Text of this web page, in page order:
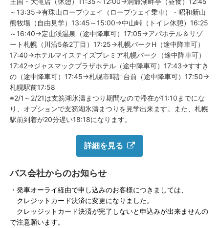
～13:35→有珠山ロープウェイ（ロープウェイ乗車）・昭和新山
熊牧場（自由見学）13:45～15:00→中山峠（トイレ休憩）16:25
～16:40→定山渓温泉（途中降車可）17:05→アパホテル＆リゾ
ート札幌（川沿5条2丁目）17:25→札幌パークH（途中降車可）
17:40→ホテルマイステイズプレミア札幌パーク（途中降車可）
17:42→ジャスマックプラザホテル（途中降車可）17:43→すすき
の（途中降車可）17:45→札幌市時計台前（途中降車可）17:50→
札幌駅前17:58
※2/1～2/21は支笏湖氷濤まつり期間なので滞在が11:10までにな
り、オプションで支笏湖氷濤まつりを見学出来ます。また、札幌
駅前到着が20分遅い18:18になります。
詳細を見る
バス会社からのお知らせ
・発車オーライ経由で申し込みのお客様につきましては、
クレジットカード決済に変更になりました。
クレッジットカード決済が完了しないと申込みが出来ませんの
で注意願います。